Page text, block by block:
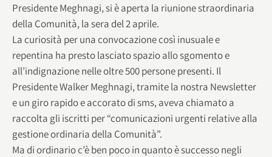
Presidente Meghnagi, si è aperta la riunione straordinaria
della Comunità, la sera del 2 aprile.
La curiosità per una convocazione così inusuale e
repentina ha presto lasciato spazio allo sgomento e
all’indignazione nelle oltre 500 persone presenti. Il
Presidente Walker Meghnagi, tramite la nostra Newsletter
e un giro rapido e accorato di sms, aveva chiamato a
raccolta gli iscritti per “comunicazioni urgenti relative alla
gestione ordinaria della Comunità”.
Ma di ordinario c’è ben poco in quanto è successo negli